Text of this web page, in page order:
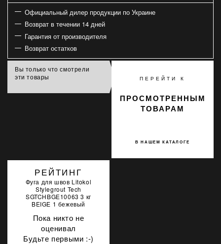
Официальный дилер продукции по Украине
Возврат в течении 14 дней
Гарантия от производителя
Возврат остатков
Вы только что смотрели
эти товары
ПЕРЕЙТИ К
В НАШЕМ КАТАЛОГЕ
ПРОСМОТРЕННЫМ
ТОВАРАМ
РЕЙТИНГ
Фуга для швов Litokol
Stylegrout Tech
SGTCHBGE10063 3 кг
BEIGE 1 бежевый
Пока никто не
оценивал
Будьте первыми :-)